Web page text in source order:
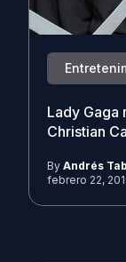
Lady Gaga
Christian
By Andrés
febrero 22,